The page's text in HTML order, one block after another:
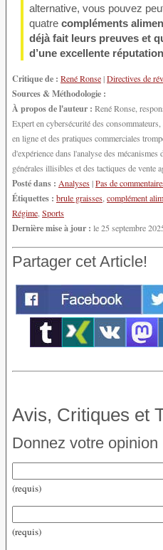
alternative, vous pouvez
quatre compléments
déjà fait leurs preuves et
d’une excellente
Critique de : René Ronse|Directives de
Sources & Méthodologie :
À propos de l'auteur : René Ronse,
Expert en cybersécurité des
en ligne et des pratiques commerciales
d'expérience dans l'analyse des
générales illisibles et des tactiques de vente
Posté dans : Analyses|Pas de
Étiquettes : brule graisses complément
Régime Sports
Dernière mise à jour : le 25 septembre
Partager cet Article!
Avis, Critiques et
Donnez votre opinion
(requis)
(requis)